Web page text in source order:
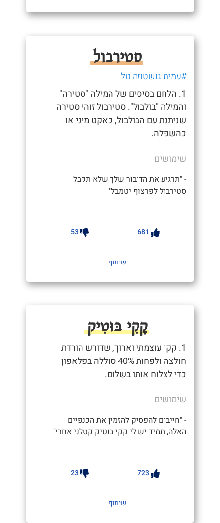
סטירבול
#עמית גושטוזה טל
1. הלחם בסיסים של המילה "סטירה"
והמילה "בולבול". סטירבול זוהי סטירה
שניתנת עם הבולבול, כאקט מיני או
כהשפלה.
שימושים
- "תרגיע את הדיבור שלך שלא תקבל
סטירבול לפרצוף יטמבל"
681
53
שיתוף
קָקִי בּוּטִיק
1. קקי עוצמתי וארוך, שדורש הורדת
חולצה ולפחות 40% סוללה בפלאפון
כדי לצלוח אותו בשלום.
שימושים
- "חייבים להפסיק להזמין את הכנפיים
האלה, תמיד יש לי קקי בוטיק קטלני אחרי"
723
23
שיתוף